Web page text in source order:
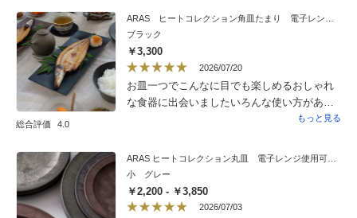
総合評価 4.0
ブラック
￥3,300
2026/07/20
お皿一つでこんなに目でも楽しめるおしゃれ
な食器に出会いましたいろんな使い方がある
のでたくさん使っていこうと思いますもっと見る
ARAS ヒートコレクション丸皿 電子レンジ使用可能の割れないお皿
小 グレー
￥2,200 - ￥3,850
2026/07/03